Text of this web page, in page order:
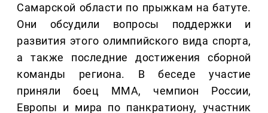
Самарской области по прыжкам на батуте.
Они обсудили вопросы поддержки и
развития этого олимпийского вида спорта,
а также последние достижения сборной
команды региона. В беседе участие
приняли боец ММА, чемпион России,
Европы и мира по панкратиону, участник